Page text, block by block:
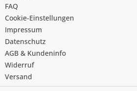
FAQ
Cookie-Einstellungen
Impressum
Datenschutz
AGB & Kundeninfo
Widerruf
Versand